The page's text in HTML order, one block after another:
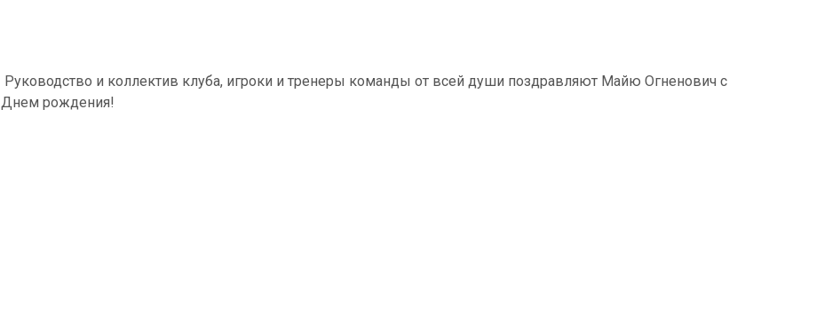
Руководство и коллектив клуба, игроки и тренеры команды от всей души поздравляют Майю Огненович с
Днем рождения!